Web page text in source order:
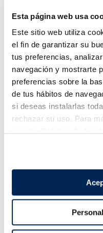
Esta página web usa
Este sitio web utiliza
el fin de garantizar su
tus preferencias,
navegación y mostrarte
preferencias sobre la
de tus hábitos de
si deseas instalarlas
rechazar su uso. Para
¡Combínalo y
Lomos de salmón
Añadir